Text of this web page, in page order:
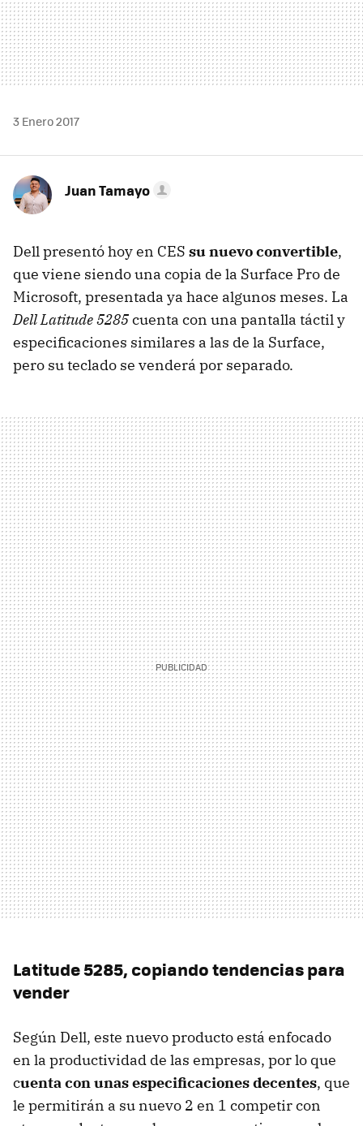
3 Enero 2017
Juan Tamayo
Dell presentó hoy en CES su nuevo convertible,
que viene siendo una copia de la Surface Pro de
Microsoft, presentada ya hace algunos meses. La
Dell Latitude 5285cuenta con una pantalla táctil y
especificaciones similares a las de la Surface,
pero su teclado se venderá por separado.
Latitude 5285, copiando tendencias para
vender
Según Dell, este nuevo producto está enfocado
en la productividad de las empresas, por lo que
cuenta con unas especificaciones decentes, que
le permitirán a su nuevo 2 en 1 competir con